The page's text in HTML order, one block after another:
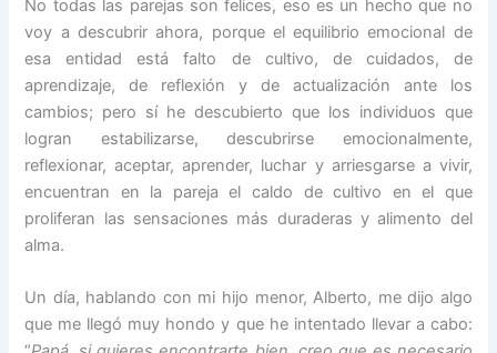
No todas las parejas son felices, eso es un hecho que no
voy a descubrir ahora, porque el equilibrio emocional de
esa entidad está falto de cultivo, de cuidados, de
aprendizaje, de reflexión y de actualización ante los
cambios; pero sí he descubierto que los individuos que
logran estabilizarse, descubrirse emocionalmente,
reflexionar, aceptar, aprender, luchar y arriesgarse a vivir,
encuentran en la pareja el caldo de cultivo en el que
proliferan las sensaciones más duraderas y alimento del
alma.
Un día, hablando con mi hijo menor, Alberto, me dijo algo
que me llegó muy hondo y que he intentado llevar a cabo: